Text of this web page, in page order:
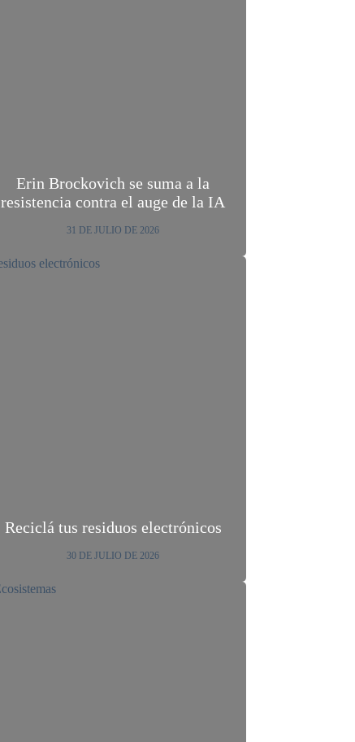
Erin Brockovich se suma a la
resistencia contra el auge de la IA
31 DE JULIO DE 2026
Reciclá tus residuos electrónicos
30 DE JULIO DE 2026